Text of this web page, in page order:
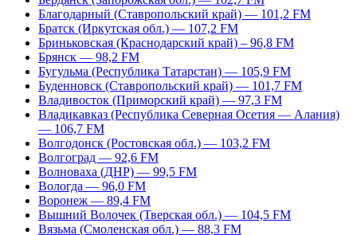
Благодарный (Ставропольский край) — 101,2 FM
Братск (Иркутская обл.) — 107,2 FM
Бриньковская (Краснодарский край) – 96,8 FM
Брянск — 98,2 FM
Бугульма (Республика Татарстан) — 105,9 FM
Буденновск (Ставропольский край) — 101,7 FM
Владивосток (Приморский край) — 97,3 FM
Владикавказ (Республика Северная Осетия — Алания)
— 106,7 FM
Волгодонск (Ростовская обл.) — 103,2 FM
Волгоград — 92,6 FM
Волноваха (ДНР) — 99,5 FM
Вологда — 96,0 FM
Воронеж — 89,4 FM
Вышний Волочек (Тверская обл.) — 104,5 FM
Вязьма (Смоленская обл.) — 88,3 FM